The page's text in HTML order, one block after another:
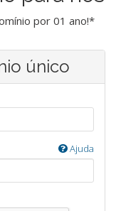
por 01 ano!*
único
Ajuda